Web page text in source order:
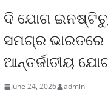
ଦି ଯୋଗ
ସମଗ୍ର ଭାରତରେ
ଆନ୍ତର୍ଜାତୀୟ
June 24, 2026 admin